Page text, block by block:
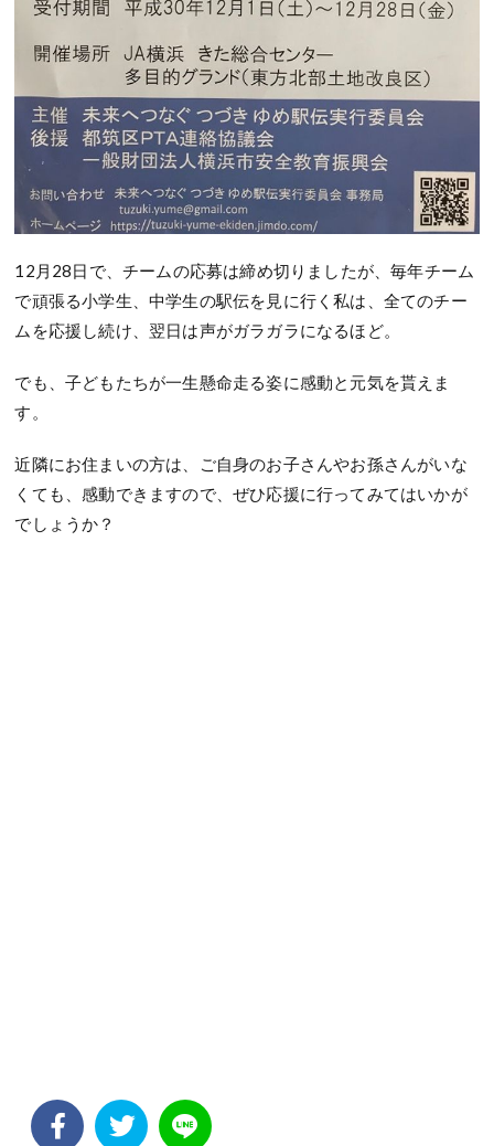
12月28日で、チームの応募は締め切りましたが、毎年チーム
で頑張る小学生、中学生の駅伝を見に行く私は、全てのチー
ムを応援し続け、翌日は声がガラガラになるほど。
でも、子どもたちが一生懸命走る姿に感動と元気を貰えま
す。
近隣にお住まいの方は、ご自身のお子さんやお孫さんがいな
くても、感動できますので、ぜひ応援に行ってみてはいかが
でしょうか？